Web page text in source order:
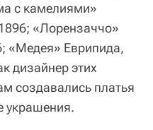
с камелиями»
«Лорензаччо»
«Медея» Еврипида,
дизайнер этих
создавались платья
украшения.